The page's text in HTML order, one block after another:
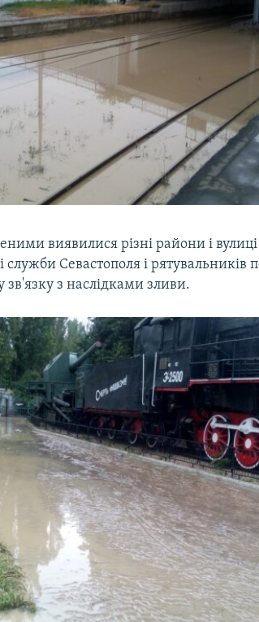
виявилися різні райони і
служби Севастополя і
з наслідками зливи.